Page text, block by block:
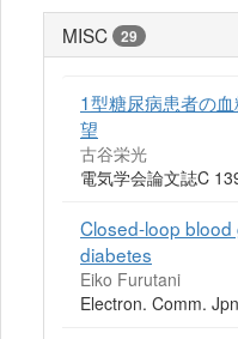
MISC 29
1型糖尿病患者の
望
古谷栄光
電気学会論文誌C
Closed-loop blood
diabetes
Eiko Furutani
Electron. Comm.